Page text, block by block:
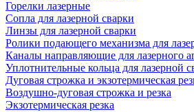
Горелки лазерные
Сопла для лазерной сварки
Линзы для лазерной сварки
Ролики подающего механизма для
Каналы направляющие для лазерного
Уплотнительные кольца для лазерной
Дуговая строжка и экзотермическая
Воздушно-дуговая строжка и резка
Экзотермическая резка